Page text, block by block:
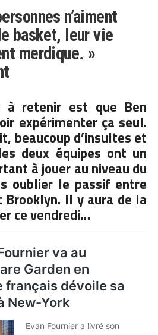
n’aiment
basket, leur vie
merdique. »
à retenir est que Ben
expérimenter ça seul.
beaucoup d’insultes et
deux équipes ont un
à jouer au niveau du
oublier le passif entre
Brooklyn. Il y aura de la
ce vendredi…